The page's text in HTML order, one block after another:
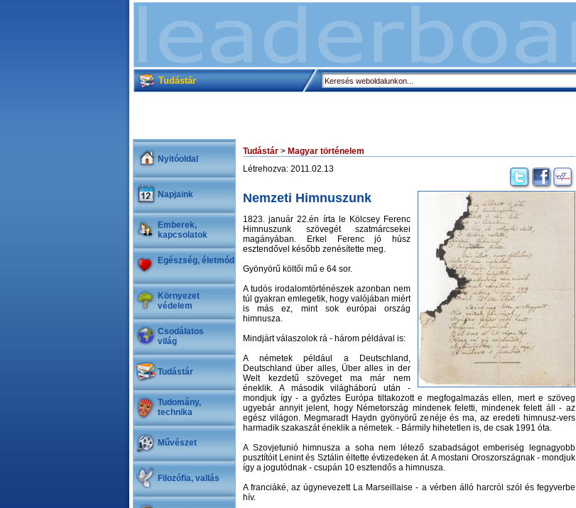
Tudástár
Nyitóoldal
Napjaink
Emberek,
kapcsolatok
Egészség, életmód
Környezet
védelem
Csodálatos
világ
Tudástár
Tudomány,
technika
Művészet
Filozófia, vallás
Tudástár > Magyar történelem
Létrehozva: 2011.02.13
Nemzeti Himnuszunk
1823. január 22.én írta le Kölcsey Ferenc
Himnuszunk szövegét szatmárcsekei
magányában. Erkel Ferenc jó húsz
esztendővel később zenésítette meg.
Gyönyörű költői mű e 64 sor.
A tudós irodalomtörténészek azonban nem
túl gyakran emlegetik, hogy valójában miért
is más ez, mint sok európai ország
himnusza.
Mindjárt válaszolok rá - három példával is:
A németek például a Deutschland,
Deutschland über alles, Über alles in der
Welt kezdetű szöveget ma már nem
éneklik. A második világháború után -
mondjuk így - a győztes Európa tiltakozott e megfogalmazás ellen, mert e szöveg
ugyebár annyit jelent, hogy Németország mindenek feletti, mindenek felett áll - az
egész világon. Megmaradt Haydn gyönyörű zenéje és ma, az eredeti himnusz-vers
harmadik szakaszát éneklik a németek. - Bármily hihetetlen is, de csak 1991 óta.
A Szovjetunió himnusza a soha nem létező szabadságot emberiség legnagyobb
pusztítóit Lenint és Sztálin éltette évtizedeken át. A mostani Oroszországnak - mondjuk
így a jogutódnak - csupán 10 esztendős a himnusza.
A franciáké, az úgynevezett La Marseillaise - a vérben álló harcról szól és fegyverbe
hív.